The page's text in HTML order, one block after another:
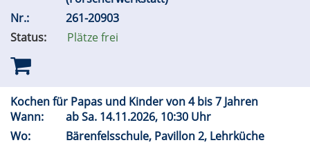
Nr.:
261-20903
Status:
Plätze frei
Kochen für Papas und Kinder von 4 bis 7 Jahren
Wann:
abSa. 14.11.2026, 10:30 Uhr
Wo:
Bärenfelsschule, Pavillon 2, Lehrküche